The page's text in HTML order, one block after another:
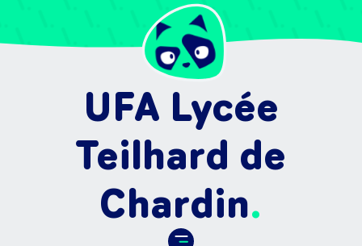
UFA Lycée
Teilhard de
Chardin